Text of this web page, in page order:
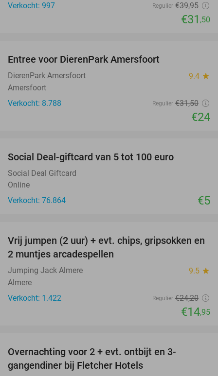
Verkocht: 997
Regulier €39,95
€31 ,50
Entree voor DierenPark Amersfoort
DierenPark Amersfoort 9.4 star
Amersfoort
Verkocht: 8.788
Regulier €31,50
€24
Social Deal-giftcard van 5 tot 100 euro
Social Deal Giftcard
Online
Verkocht: 76.864
€5
38%
Vrij jumpen (2 uur) + evt. chips, gripsokken en
2 muntjes arcadespellen
Jumping Jack Almere 9.5 star
Almere
Verkocht: 1.422
Regulier €24,20
€14,95
Overnachting voor 2 + evt. ontbijt en 3-
gangendiner bij Fletcher Hotels